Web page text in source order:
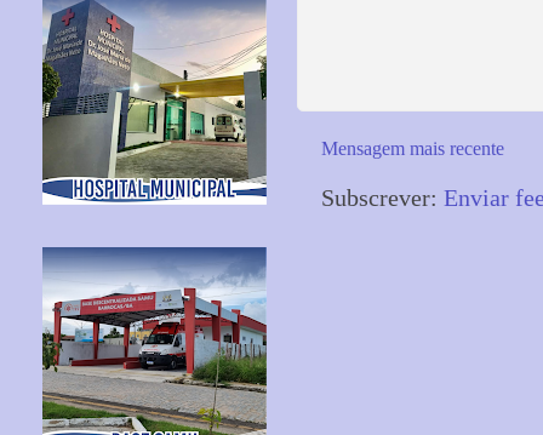
Mensagem mais recente
Subscrever: Enviar